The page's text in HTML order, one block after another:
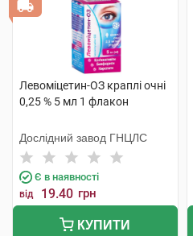
Левоміцетин-ОЗ краплі очні
0,25 % 5 мл 1 флакон
Дослідний завод ГНЦЛС
Є в наявності
від 19.40 грн
КУПИТИ